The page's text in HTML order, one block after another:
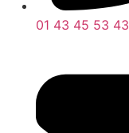
01 43 45 53 43